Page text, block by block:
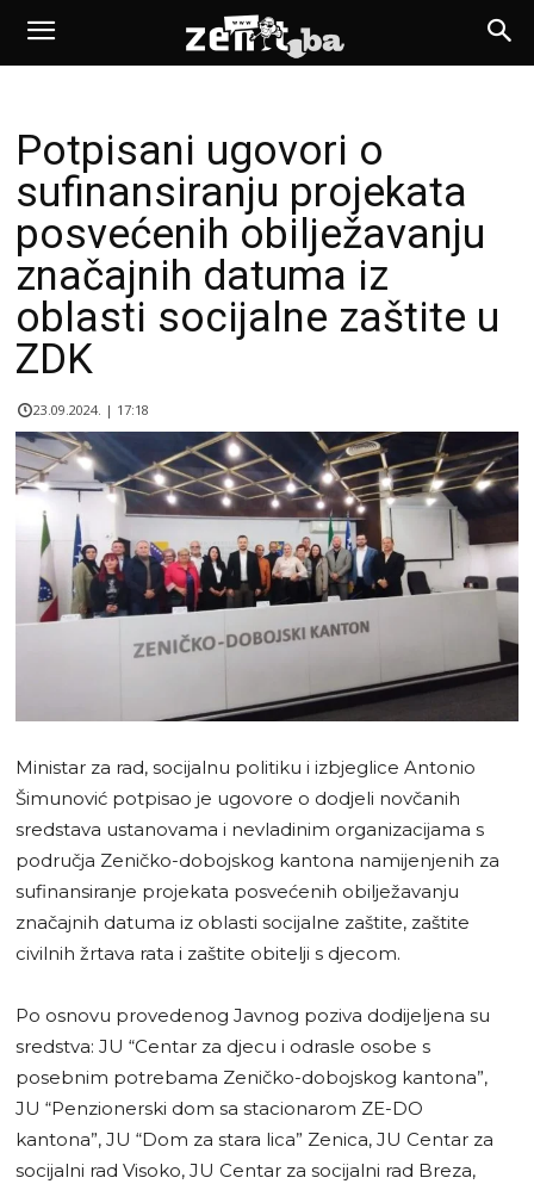
Potpisani ugovori o
sufinansiranju projekata
posvećenih obilježavanju
značajnih datuma iz
oblasti socijalne zaštite u
ZDK
23.09.2024. | 17:18
Ministar za rad, socijalnu politiku i izbjeglice Antonio
Šimunović potpisao je ugovore o dodjeli novčanih
sredstava ustanovama i nevladinim organizacijama s
područja Zeničko-dobojskog kantona namijenjenih za
sufinansiranje projekata posvećenih obilježavanju
značajnih datuma iz oblasti socijalne zaštite, zaštite
civilnih žrtava rata i zaštite obitelji s djecom.
Po osnovu provedenog Javnog poziva dodijeljena su
sredstva: JU “Centar za djecu i odrasle osobe s
posebnim potrebama Zeničko-dobojskog kantona”,
JU “Penzionerski dom sa stacionarom ZE-DO
kantona”, JU “Dom za stara lica” Zenica, JU Centar za
socijalni rad Visoko, JU Centar za socijalni rad Breza,